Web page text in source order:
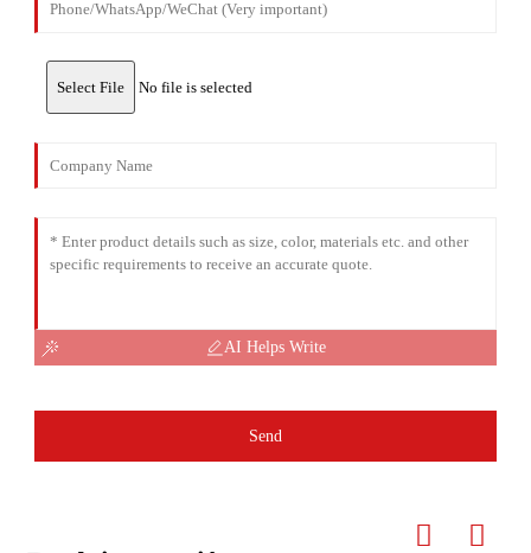
Select File No file is selected
AI Helps Write
Send